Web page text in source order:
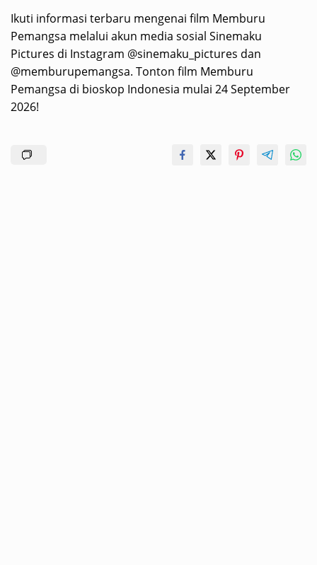
Ikuti informasi terbaru mengenai film Memburu
Pemangsa melalui akun media sosial Sinemaku
Pictures di Instagram @sinemaku_pictures dan
@memburupemangsa. Tonton film Memburu
Pemangsa di bioskop Indonesia mulai 24 September
2026!